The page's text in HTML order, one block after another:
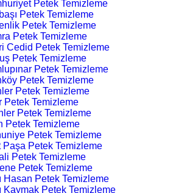
Petek Temizleme
Petek Temizleme
Petek Temizleme
Petek Temizleme
Cedid Petek Temizleme
Petek Temizleme
Petek Temizleme
Petek Temizleme
Petek Temizleme
Petek Temizleme
Petek Temizleme
Petek Temizleme
Petek Temizleme
Paşa Petek Temizleme
Petek Temizleme
Petek Temizleme
Hasan Petek Temizleme
Kaymak Petek Temizleme